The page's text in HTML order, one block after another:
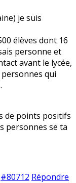
je suis
élèves dont 16
personne et
avant le lycée,
personnes qui
de points positifs
personnes se ta
#80712 Répondre